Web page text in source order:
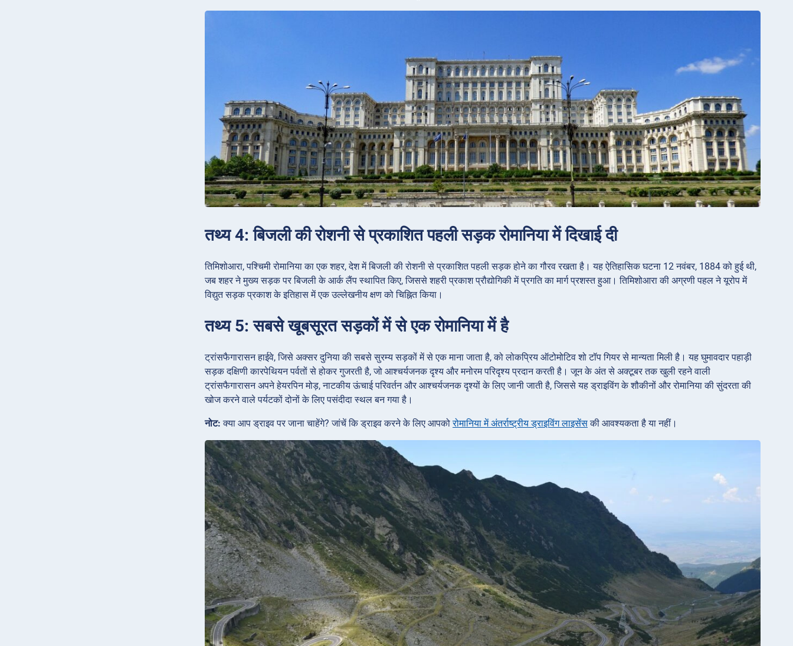
तथ्य 4: बिजली की रोशनी से प्रकाशित पहली सड़क रोमानिया में दिखाई दी
तिमिशोआरा, पश्चिमी रोमानिया का एक शहर, देश में बिजली की रोशनी से प्रकाशित पहली सड़क होने का गौरव रखता है। यह ऐतिहासिक घटना 12 नवंबर, 1884 को हुई थी,
जब शहर ने मुख्य सड़क पर बिजली के आर्क लैंप स्थापित किए, जिससे शहरी प्रकाश प्रौद्योगिकी में प्रगति का मार्ग प्रशस्त हुआ। तिमिशोआरा की अग्रणी पहल ने यूरोप में
विद्युत सड़क प्रकाश के इतिहास में एक उल्लेखनीय क्षण को चिह्नित किया।
तथ्य 5: सबसे खूबसूरत सड़कों में से एक रोमानिया में है
ट्रांसफैगारासन हाईवे, जिसे अक्सर दुनिया की सबसे सुरम्य सड़कों में से एक माना जाता है, को लोकप्रिय ऑटोमोटिव शो टॉप गियर से मान्यता मिली है। यह घुमावदार पहाड़ी
सड़क दक्षिणी कारपेथियन पर्वतों से होकर गुजरती है, जो आश्चर्यजनक दृश्य और मनोरम परिदृश्य प्रदान करती है। जून के अंत से अक्टूबर तक खुली रहने वाली
ट्रांसफैगारासन अपने हेयरपिन मोड़, नाटकीय ऊंचाई परिवर्तन और आश्चर्यजनक दृश्यों के लिए जानी जाती है, जिससे यह ड्राइविंग के शौकीनों और रोमानिया की सुंदरता की
खोज करने वाले पर्यटकों दोनों के लिए पसंदीदा स्थल बन गया है।
नोट: क्या आप ड्राइव पर जाना चाहेंगे? जांचें कि ड्राइव करने के लिए आपकोरोमानिया में अंतर्राष्ट्रीय ड्राइविंग लाइसेंसकी आवश्यकता है या नहीं।